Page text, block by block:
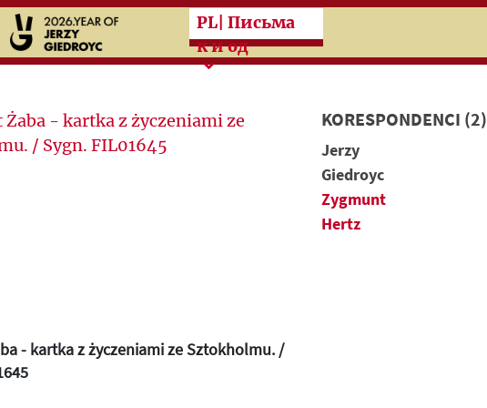
Przeskocz do treści zasadniczej
PL | Письма
к и од
- kartka z życzeniami ze Sztokholmu. /
KORESPONDENCI (2)
Jerzy
Giedroyc
Zygmunt
Hertz